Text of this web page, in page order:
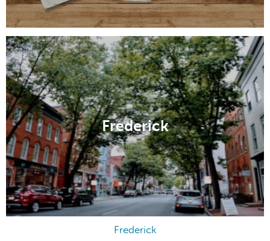
Frederick
Frederick